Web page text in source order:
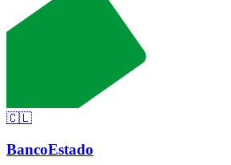
🇨🇱
BancoEstado